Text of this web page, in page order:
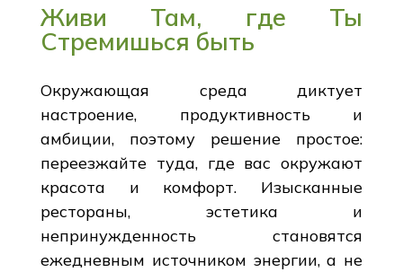
Живи Там, где Ты
Стремишься быть
Окружающая среда диктует
настроение, продуктивность и
амбиции, поэтому решение простое:
переезжайте туда, где вас окружают
красота и комфорт. Изысканные
рестораны, эстетика и
непринужденность становятся
ежедневным источником энергии, а не